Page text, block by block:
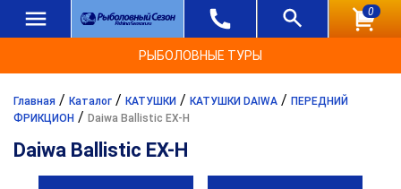
0
РЫБОЛОВНЫЕ ТУРЫ
Главная / Каталог / КАТУШКИ / КАТУШКИ DAIWA / ПЕРЕДНИЙ
ФРИКЦИОН / Daiwa Ballistic EX-H
Daiwa Ballistic EX-H